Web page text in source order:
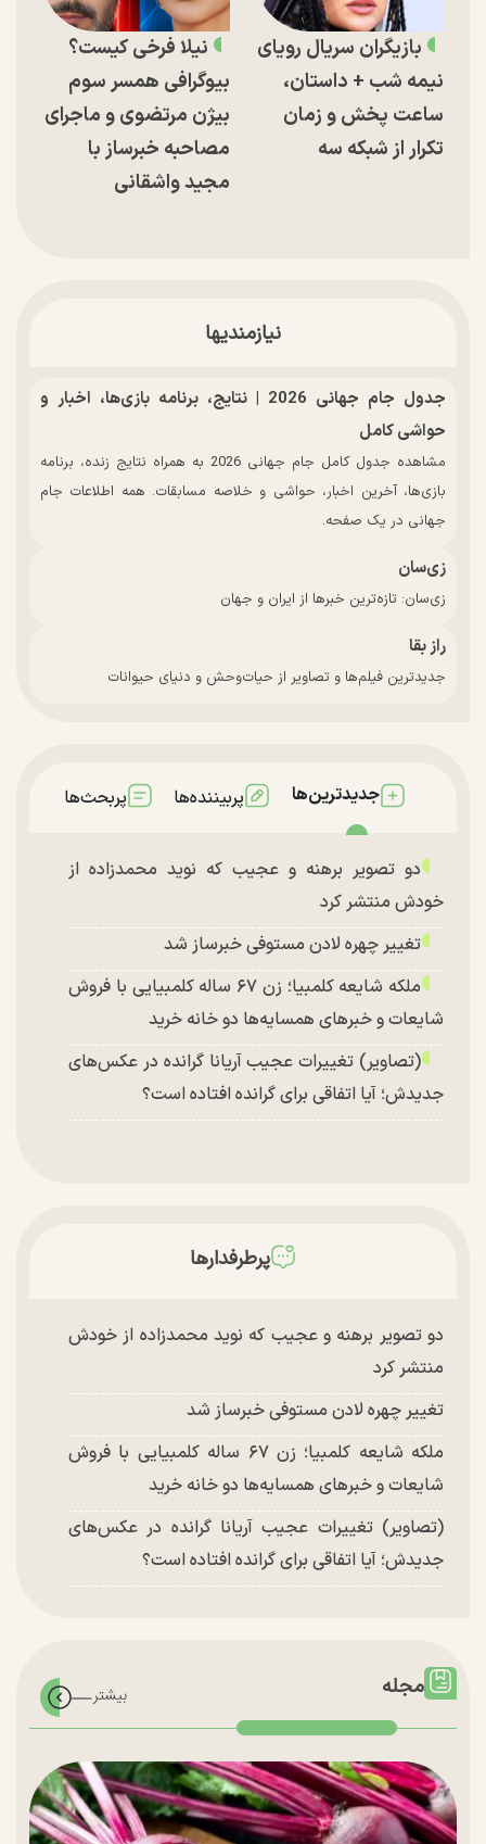
بازیگران سریال رویای
نیمه شب + داستان،
ساعت پخش و زمان
تکرار از شبکه سه
نیلا فرخی کیست؟
بیوگرافی همسر سوم
بیژن مرتضوی و ماجرای
مصاحبه خبرساز با
مجید واشقانی
نیازمندیها
جدول جام جهانی 2026 | نتایج، برنامه بازی‌ها، اخبار و
حواشی کامل
مشاهده جدول کامل جام جهانی 2026 به همراه نتایج زنده، برنامه
بازی‌ها، آخرین اخبار، حواشی و خلاصه مسابقات. همه اطلاعات جام
جهانی در یک صفحه.
زی‌سان
زی‌سان: تازه‌ترین خبرها از ایران و جهان
راز بقا
جدیدترین فیلم‌ها و تصاویر از حیات‌وحش و دنیای حیوانات
جدیدترین‌ها پربیننده‌ها پربحث‌ها
دو تصویر برهنه و عجیب که نوید محمدزاده از
خودش منتشر کرد
تغییر چهره لادن مستوفی خبرساز شد
ملکه شایعه کلمبیا؛ زن ۶۷ ساله کلمبیایی با فروش
شایعات و خبر‌های همسایه‌ها دو خانه خرید
(تصاویر) تغییرات عجیب آریانا گرانده در عکس‌های
جدیدش؛ آیا اتفاقی برای گرانده افتاده است؟
پرطرفدارها
دو تصویر برهنه و عجیب که نوید محمدزاده از خودش
منتشر کرد
تغییر چهره لادن مستوفی خبرساز شد
ملکه شایعه کلمبیا؛ زن ۶۷ ساله کلمبیایی با فروش
شایعات و خبر‌های همسایه‌ها دو خانه خرید
(تصاویر) تغییرات عجیب آریانا گرانده در عکس‌های
جدیدش؛ آیا اتفاقی برای گرانده افتاده است؟
مجله